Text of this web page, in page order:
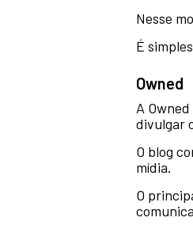
Nesse
É
Owned
A
divulgar
O blog
mídia.
O